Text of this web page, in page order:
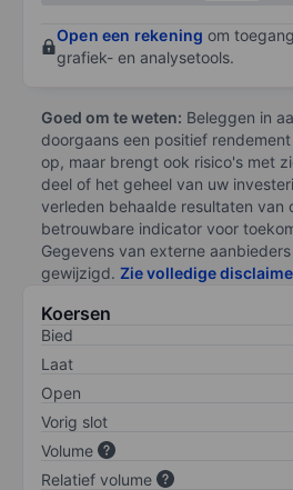
Open een rekening om
grafiek- en analysetools.
Goed om te weten: Beleggen in
doorgaans een positief
op, maar brengt ook risico's met
deel of het geheel van uw
verleden behaalde resultaten van
betrouwbare indicator voor
Gegevens van externe
gewijzigd. Zie volledige
Koersen
Bied
Laat
Open
Vorig slot
Volume
Relatief volume